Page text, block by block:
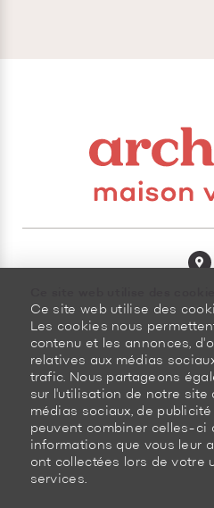
Ce site web utilise des
Les cookies nous
contenu et les annonces,
relatives aux médias
trafic. Nous partageons
sur l'utilisation de notre site
médias sociaux, de
peuvent combiner celles-ci
informations que vous leur
ont collectées lors de votre
services.
Saint-Hubert
J3Z 0G8
450 878-